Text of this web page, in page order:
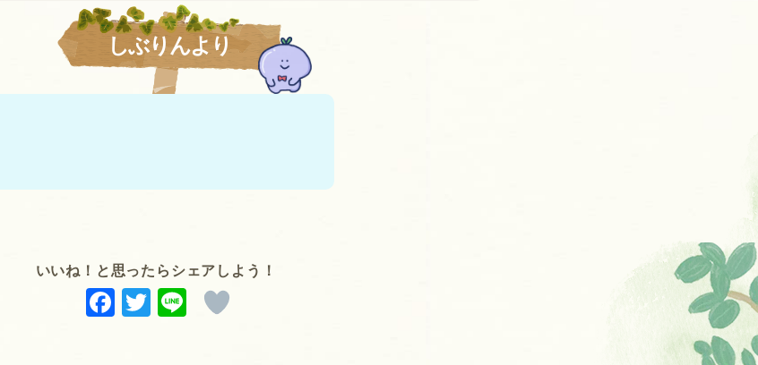
しぶりんより
いいね！と思ったらシェアしよう！
F T Li